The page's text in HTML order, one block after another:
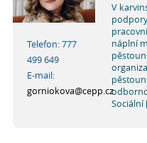
Telefon: 777
499 649
E-mail:
gorniokova@cepp.cz
V
náplní
Sociální